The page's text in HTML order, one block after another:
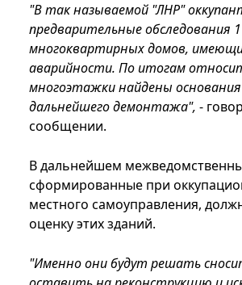
"В так называемой "ЛНР"
предварительные обследования
многоквартирных домов,
аварийности. По итогам
многоэтажки найдены
дальнейшего демонтажа", -
сообщении.
В дальнейшем
сформированные при
местного самоуправления,
оценку этих зданий.
"Именно они будут решать